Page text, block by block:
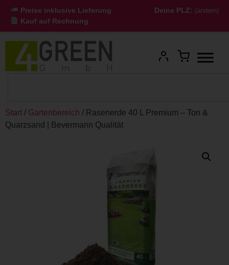
Preise inklusive Lieferung Deine PLZ: (ändern)
Kauf auf Rechnung
Start / Gartenbereich / Rasenerde 40 L Premium – Ton &
Quarzsand | Bevermann Qualität